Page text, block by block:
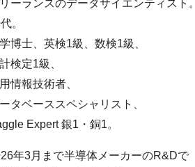
ーランスのデータサイエンティスト。
。
博士、英検1級、数検1級、
検定1級、
情報技術者、
タベーススペシャリスト、
Expert 銀1・銅1。
年3月まで半導体メーカーのR&Dで